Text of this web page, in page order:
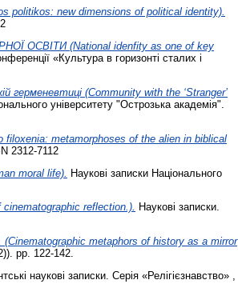
politikos: new dimensions of political identity).
ОСВІТИ (National idenfity as one of key
«Культура в горизонті сталих і
герменевтиці (Community with the ‘Stranger’
університету "Острозька академія".
filoxenia: metamorphoses of the alien in biblical
2312-7112
moral life). Наукові записки Національного
reflection.). Наукові записки.
metaphors of history as a mirror
pp. 122-142.
наукові записки. Серія «Релігієзнавство» ,